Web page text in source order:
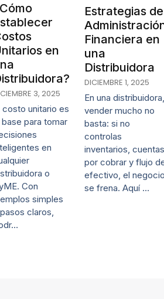
en
3, 2025
costo unitario es
base para tomar
en
o
Con
simples
claros,
Estrategias de
Financiera en
una
Distribuidora
DICIEMBRE 1, 2025
En una distribuidora,
vender mucho no
basta: si no
controlas
inventarios, cuentas
por cobrar y flujo
efectivo, el
se frena. Aquí …